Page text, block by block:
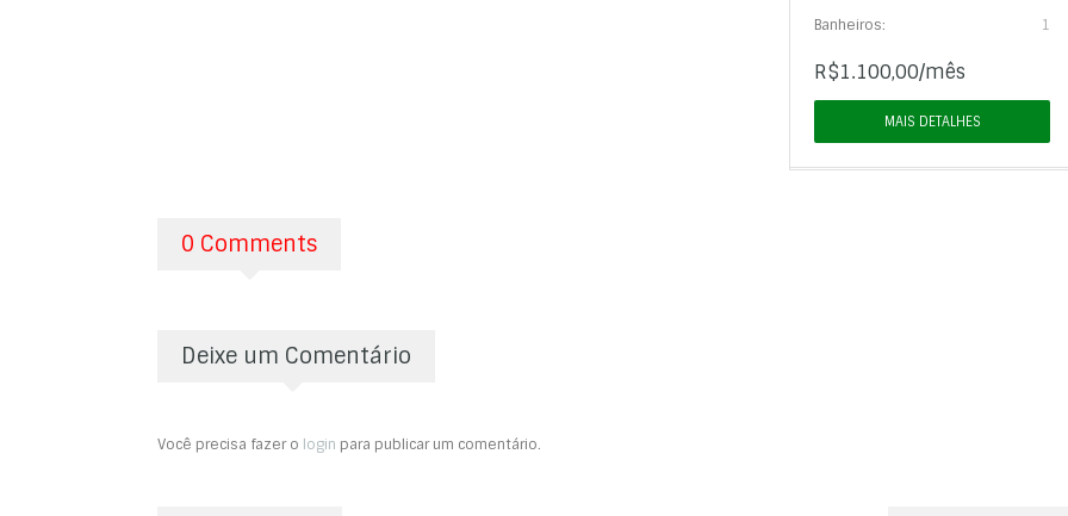
Banheiros:
1
R$1.100,00/mês
MAIS DETALHES
0 Comments
Deixe um Comentário
Você precisa fazer o login para publicar um comentário.